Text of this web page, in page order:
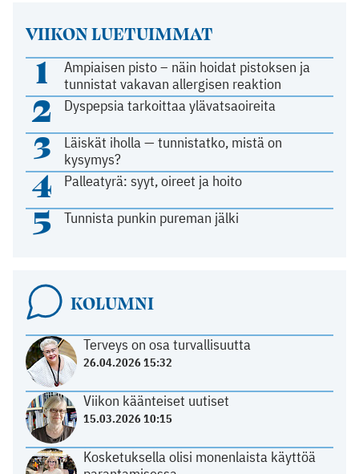
VIIKON LUETUIMMAT
1
Ampiaisen pisto – näin hoidat pistoksen ja
tunnistat vakavan allergisen reaktion
2 Dyspepsia tarkoittaa ylävatsaoireita
3
Läiskät iholla — tunnistatko, mistä on
kysymys?
4 Palleatyrä: syyt, oireet ja hoito
5 Tunnista punkin pureman jälki
KOLUMNI
Terveys on osa turvallisuutta
26.04.2026 15:32
Viikon käänteiset uutiset
15.03.2026 10:15
Kosketuksella olisi monenlaista käyttöä